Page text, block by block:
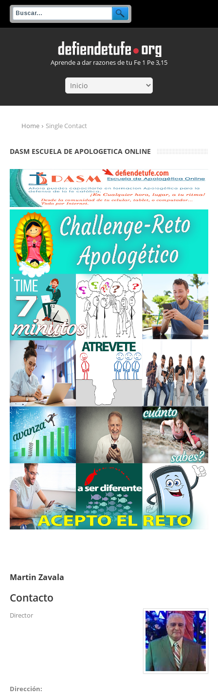
Aprende a dar razones de tu Fe 1 Pe 3,15
Home Single Contact
DASM ESCUELA DE APOLOGETICA ONLINE
Martin Zavala
Contacto
Director
Dirección: